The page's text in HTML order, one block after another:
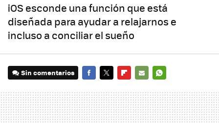
iOS esconde una función que está
diseñada para ayudar a relajarnos e
incluso a conciliar el sueño
Sin comentarios
MAIL